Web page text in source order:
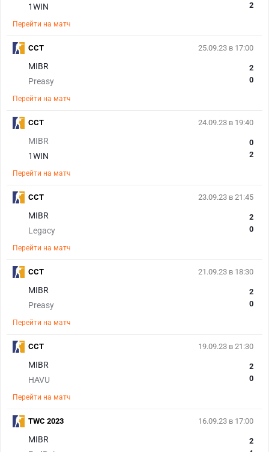
1WIN 2
Перейти на матч
25.09.23 в 17:00
MIBR
Preasy
2
0
Перейти на матч
CCT
24.09.23 в 19:40
MIBR
1WIN
0
2
Перейти на матч
CCT
23.09.23 в 21:45
MIBR
Legacy
2
0
Перейти на матч
CCT
21.09.23 в 18:30
MIBR
Preasy
2
0
Перейти на матч
CCT
19.09.23 в 21:30
MIBR
HAVU
2
0
Перейти на матч
CCT
16.09.23 в 17:00
MIBR
2
TWC 2023